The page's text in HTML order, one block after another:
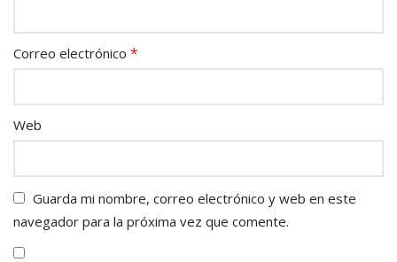
Correo electrónico *
Web
Guarda mi nombre, correo electrónico y web en este
navegador para la próxima vez que comente.